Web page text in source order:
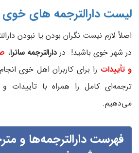
لیست دارالترجمه های خوی
اصلاً لازم نیست نگران بودن یا نبودن
در شهر خوی باشید! دردارالترجمه ساترا،
و تأییدات را برای کاربران اهل خوی
ترجمه‌ای کامل را همراه با تأییدات و
می‌دهیم.
فهرست دارالترجمه‌ها و